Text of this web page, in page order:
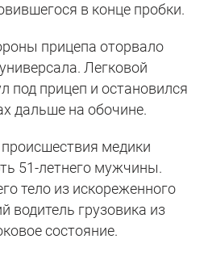
в конце пробки.
прицепа оторвало
Легковой
под прицеп и остановился
дальше на обочине.
медики
51-летнего мужчины.
тело из искореженного
водитель грузовика из
состояние.